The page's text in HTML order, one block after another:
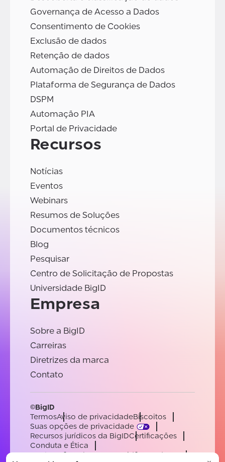
Governança de Acesso a Dados
Consentimento de Cookies
Exclusão de dados
Retenção de dados
Automação de Direitos de Dados
Plataforma de Segurança de Dados
DSPM
Automação PIA
Portal de Privacidade
Recursos
Notícias
Eventos
Webinars
Resumos de Soluções
Documentos técnicos
Blog
Pesquisar
Centro de Solicitação de Propostas
Universidade BigID
Empresa
Sobre a BigID
Carreiras
Diretrizes da marca
Contato
©BigID
TermosAviso de privacidadeBiscoitos
Suas opções de privacidade
Recursos jurídicos da BigIDCertificações
Conduta e Ética
Declaração sobre a escravidão moderna